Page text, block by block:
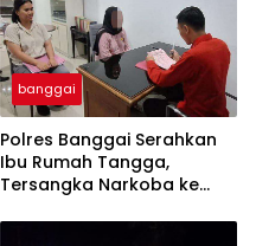
banggai
Polres Banggai Serahkan
Ibu Rumah Tangga,
Tersangka Narkoba ke